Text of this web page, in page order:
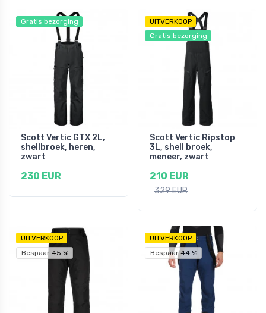
Gratis bezorging
Scott Vertic GTX 2L,
shellbroek, heren,
zwart
230 EUR
UITVERKOOP
Gratis bezorging
Scott Vertic Ripstop
3L, shell broek,
meneer, zwart
210 EUR
329 EUR
UITVERKOOP
Bespaar 45 %
UITVERKOOP
Bespaar 44 %